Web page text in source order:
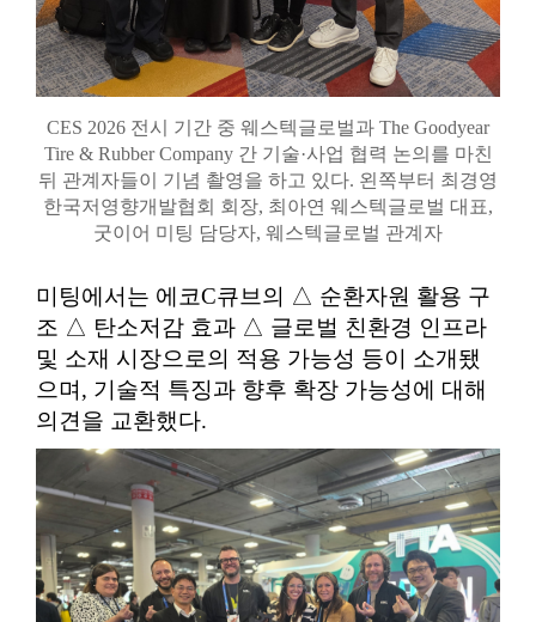
CES 2026 전시 기간 중 웨스텍글로벌과 The Goodyear
Tire & Rubber Company 간 기술·사업 협력 논의를 마친
뒤 관계자들이 기념 촬영을 하고 있다. 왼쪽부터 최경영
한국저영향개발협회 회장, 최아연 웨스텍글로벌 대표,
굿이어 미팅 담당자, 웨스텍글로벌 관계자
미팅에서는 에코C큐브의 △ 순환자원 활용 구
조 △ 탄소저감 효과 △ 글로벌 친환경 인프라
및 소재 시장으로의 적용 가능성 등이 소개됐
으며, 기술적 특징과 향후 확장 가능성에 대해
의견을 교환했다.